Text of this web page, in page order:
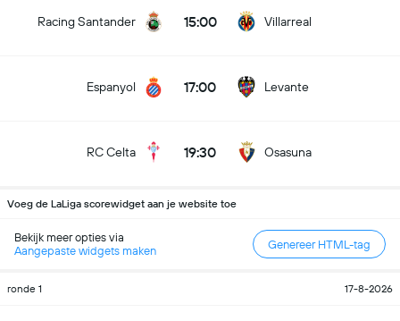
Racing Santander 15:00 Villarreal
Espanyol 17:00 Levante
RC Celta 19:30 Osasuna
Voeg de LaLiga scorewidget aan je website toe
Bekijk meer opties via
Aangepaste widgets maken
Genereer HTML-tag
ronde 1 17-8-2026
HTML-tag en plaats deze in de code van je website om de widget te